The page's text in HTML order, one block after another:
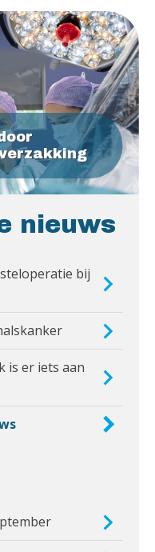
nieuws
bij
is er iets aan